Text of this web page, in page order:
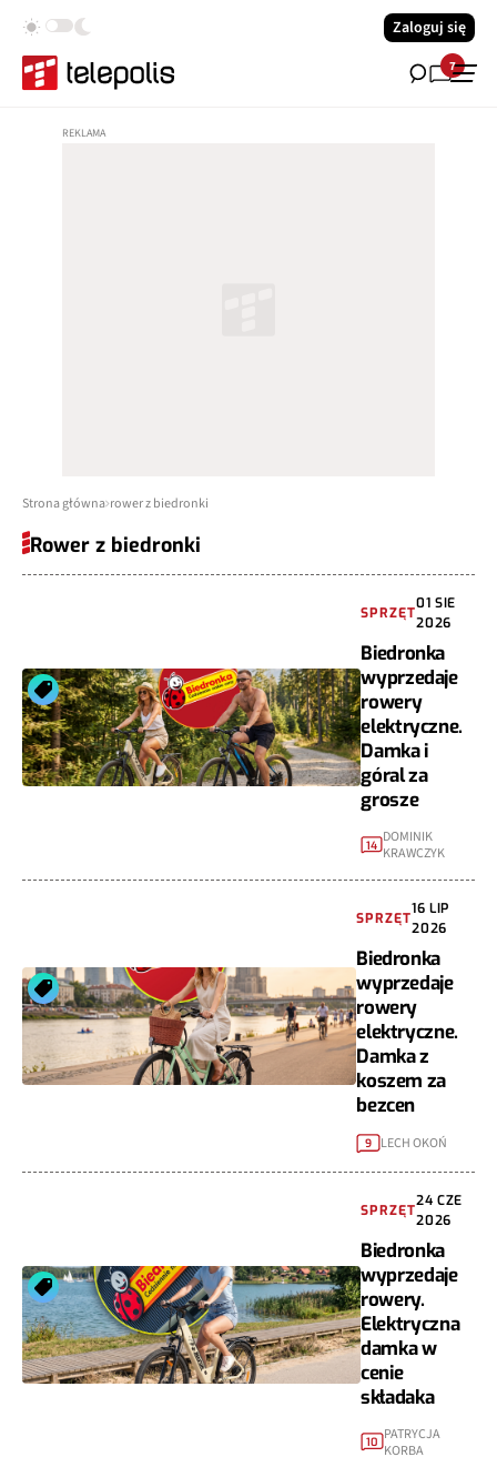
Zaloguj się
7
Strona główna rower z biedronki
Rower z biedronki
SPRZĘT
01 SIE
2026
Biedronka
wyprzedaje
rowery
elektryczne.
Damka i
góral za
grosze
14 DOMINIK
KRAWCZYK
SPRZĘT
16 LIP
2026
Biedronka
wyprzedaje
rowery
elektryczne.
Damka z
koszem za
bezcen
9 LECH OKOŃ
SPRZĘT
24 CZE
2026
Biedronka
wyprzedaje
rowery.
Elektryczna
damka w
cenie
składaka
10 PATRYCJA
KORBA